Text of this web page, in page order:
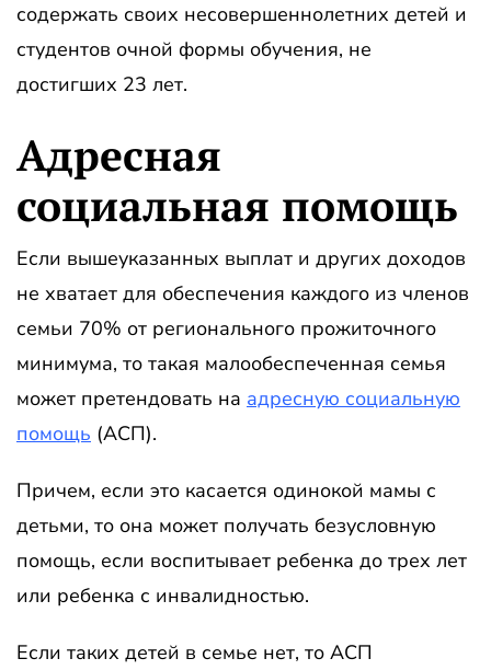
содержать своих несовершеннолетних детей и
студентов очной формы обучения, не
достигших 23 лет.
Адресная
социальная помощь
Если вышеуказанных выплат и других доходов
не хватает для обеспечения каждого из членов
семьи 70% от регионального прожиточного
минимума, то такая малообеспеченная семья
может претендовать на адресную социальную
помощь (АСП).
Причем, если это касается одинокой мамы с
детьми, то она может получать безусловную
помощь, если воспитывает ребенка до трех лет
или ребенка с инвалидностью.
Если таких детей в семье нет, то АСП